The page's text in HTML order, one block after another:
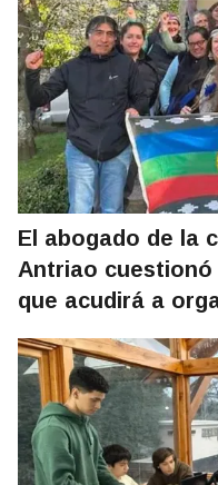
El abogado de la
Antriao
que acudirá a